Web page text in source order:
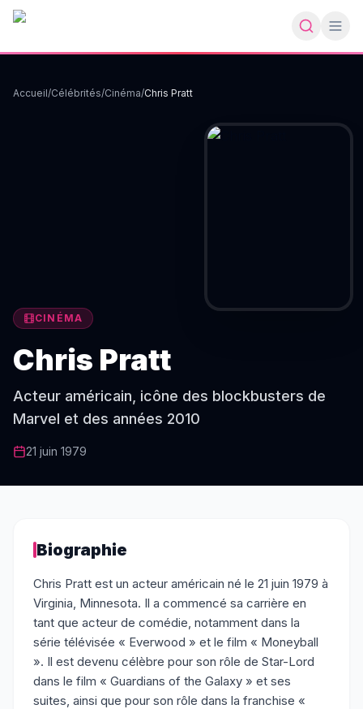
Accueil/Célébrités/Cinéma/Chris Pratt
CINÉMA
Chris Pratt
Acteur américain, icône des blockbusters de
Marvel et des années 2010
21 juin 1979
Biographie
Chris Pratt est un acteur américain né le 21 juin 1979 à
Virginia, Minnesota. Il a commencé sa carrière en
tant que acteur de comédie, notamment dans la
série télévisée « Everwood » et le film « Moneyball
». Il est devenu célèbre pour son rôle de Star-Lord
dans le film « Guardians of the Galaxy » et ses
suites, ainsi que pour son rôle dans la franchise «